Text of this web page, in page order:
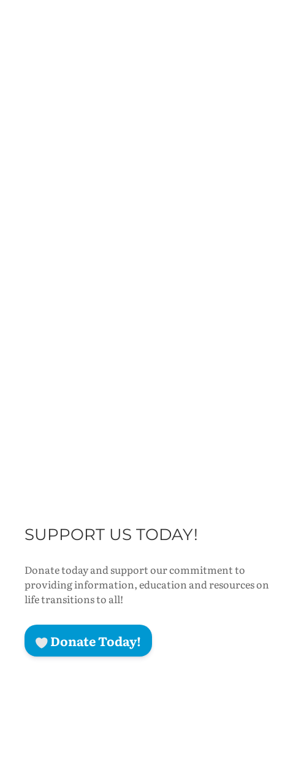
SUPPORT US TODAY!
Donate today and support our commitment to
providing information, education and resources on
life transitions to all!
Donate Today!